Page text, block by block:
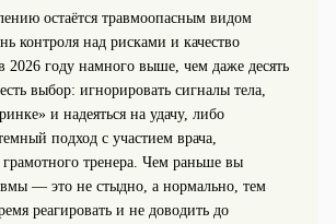
остаётся травмоопасным видом
контроля над рисками и качество
2026 году намного выше, чем даже десять
выбор: игнорировать сигналы тела,
и надеяться на удачу, либо
подход с участием врача,
грамотного тренера. Чем раньше вы
— это не стыдно, а нормально, тем
реагировать и не доводить до